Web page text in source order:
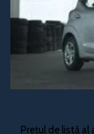
Prețul de listă al